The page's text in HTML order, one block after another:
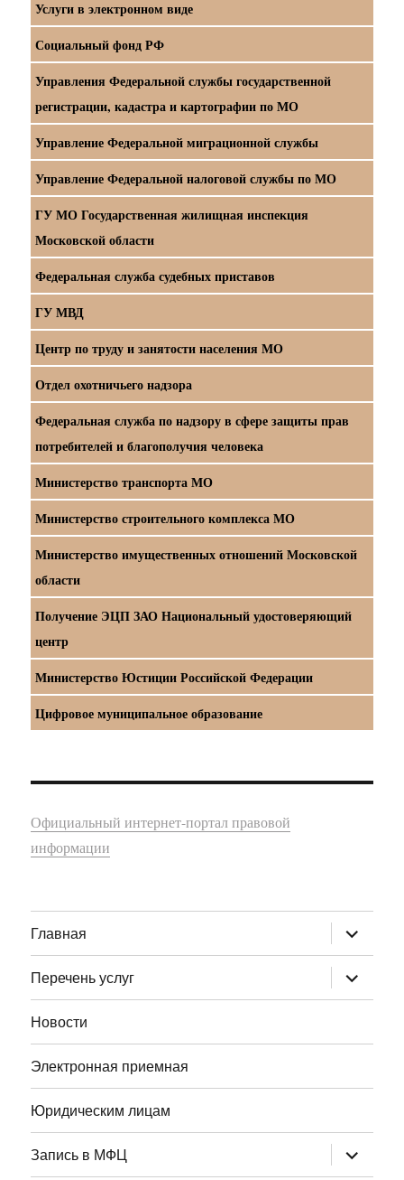
Услуги в электронном виде
Социальный фонд РФ
Управления Федеральной службы государственной
регистрации, кадастра и картографии по МО
Управление Федеральной миграционной службы
Управление Федеральной налоговой службы по МО
ГУ МО Государственная жилищная инспекция
Московской области
Федеральная служба судебных приставов
ГУ МВД
Центр по труду и занятости населения МО
Отдел охотничьего надзора
Федеральная служба по надзору в сфере защиты прав
потребителей и благополучия человека
Министерство транспорта МО
Министерство строительного комплекса МО
Министерство имущественных отношений Московской
области
Получение ЭЦП ЗАО Национальный удостоверяющий
центр
Министерство Юстиции Российской Федерации
Цифровое муниципальное образование
Официальный интернет-портал правовой
информации
Главная раскрыть
дочернее
меню
Перечень услуг
раскрыть
дочернее
меню
Новости
Электронная приемная
Юридическим лицам
Запись в МФЦ раскрыть
дочернее